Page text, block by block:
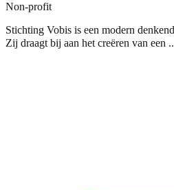
Non-profit
Stichting Vobis is een modern
Zij draagt bij aan het creëren van een